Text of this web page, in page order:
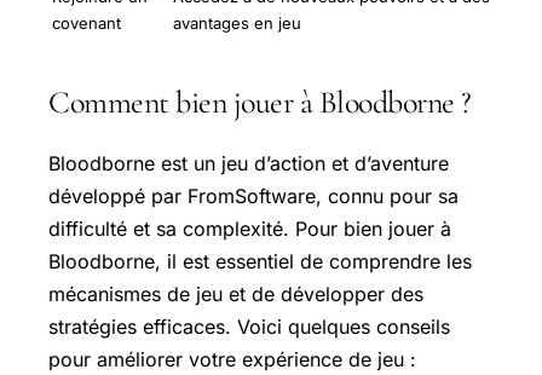
covenant
avantages en jeu
Comment bien jouer à Bloodborne ?
Bloodborne est un jeu d’action et d’aventure
développé par FromSoftware, connu pour sa
difficulté et sa complexité. Pour bien jouer à
Bloodborne, il est essentiel de comprendre les
mécanismes de jeu et de développer des
stratégies efficaces. Voici quelques conseils
pour améliorer votre expérience de jeu :